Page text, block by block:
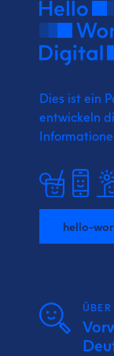
Dies ist ein
entwickeln
hello-